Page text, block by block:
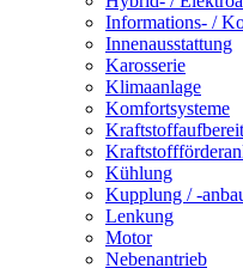
Informations- /
Innenausstattung
Karosserie
Klimaanlage
Komfortsysteme
Kühlung
Kupplung / -
Lenkung
Motor
Nebenantrieb